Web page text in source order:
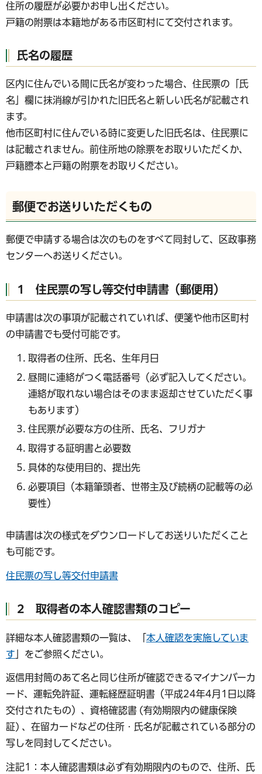
住所の履歴が必要かお申し出ください。
戸籍の附票は本籍地がある市区町村にて交付されます。
氏名の履歴
区内に住んでいる間に氏名が変わった場合、住民票の「氏
名」欄に抹消線が引かれた旧氏名と新しい氏名が記載され
ます。
他市区町村に住んでいる時に変更した旧氏名は、住民票に
は記載されません。前住所地の除票をお取りいただくか、
戸籍謄本と戸籍の附票をお取りください。
郵便でお送りいただくもの
郵便で申請する場合は次のものをすべて同封して、区政事務
センターへお送りください。
1 住民票の写し等交付申請書（郵便用）
申請書は次の事項が記載されていれば、便箋や他市区町村
の申請書でも受付可能です。
取得者の住所、氏名、生年月日
昼間に連絡がつく電話番号（必ず記入してください。
連絡が取れない場合はそのまま返却させていただく事
もあります）
住民票が必要な方の住所、氏名、フリガナ
取得する証明書と必要数
具体的な使用目的、提出先
必要項目（本籍筆頭者、世帯主及び続柄の記載等の必
要性）
申請書は次の様式をダウンロードしてお送りいただくこと
も可能です。
住民票の写し等交付申請書
2 取得者の本人確認書類のコピー
詳細な本人確認書類の一覧は、「本人確認を実施していま
す 」をご参照ください。
返信用封筒のあて名と同じ住所が確認できるマイナンバーカ
ード、運転免許証、運転経歴証明書（平成24年4月1日以降
交付されたもの）、資格確認書 (有効期限内の健康保険
証) 、在留カードなどの住所・氏名が記載されている部分の
写しを同封してください。
注記1：本人確認書類は必ず有効期限内のもので、住所、氏